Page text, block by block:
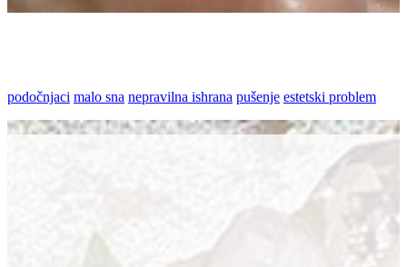
podočnjaci malo sna nepravilna ishrana pušenje estetski problem